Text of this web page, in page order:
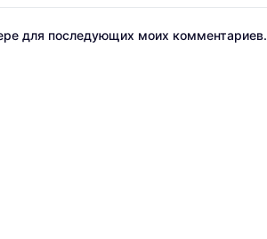
для последующих моих комментариев.